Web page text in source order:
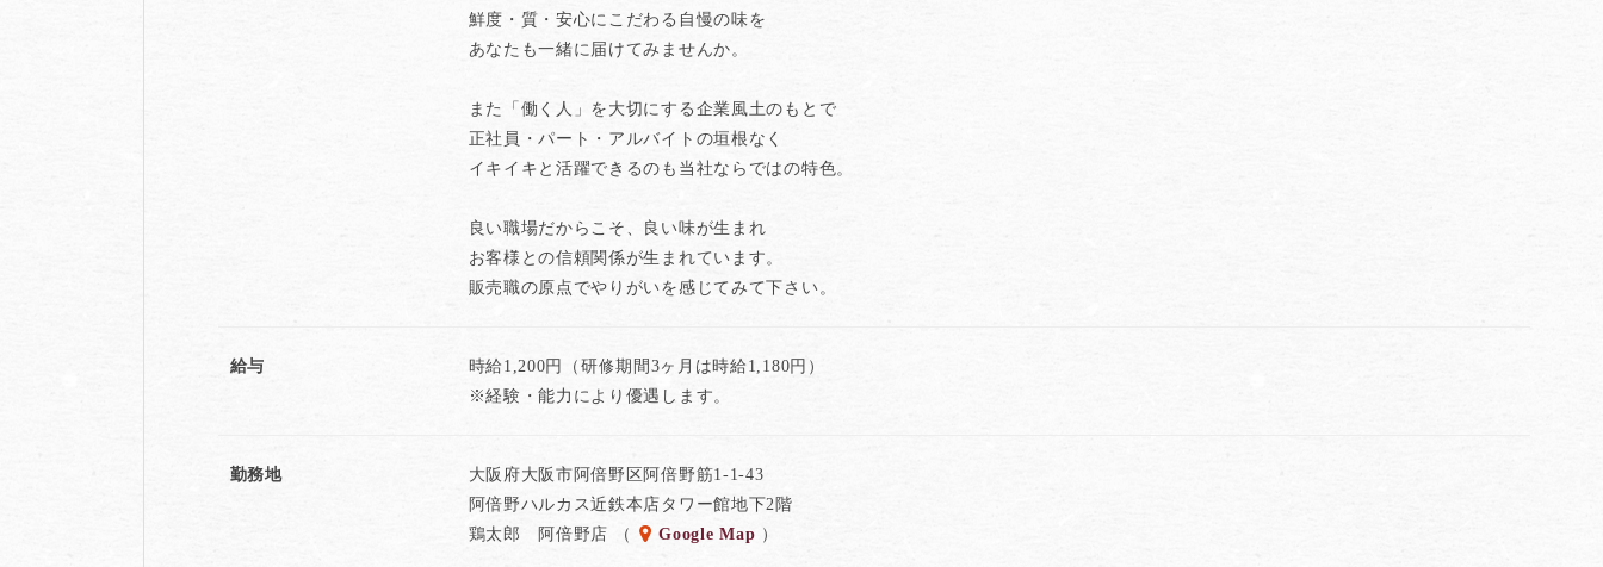
鮮度・質・安心にこだわる自慢の味を
あなたも一緒に届けてみませんか。
また「働く人」を大切にする企業風土のもとで
正社員・パート・アルバイトの垣根なく
イキイキと活躍できるのも当社ならではの特色。
良い職場だからこそ、良い味が生まれ
お客様との信頼関係が生まれています。
販売職の原点でやりがいを感じてみて下さい。
給与
時給1,200円（研修期間3ヶ月は時給1,180円）
※経験・能力により優遇します。
勤務地
大阪府大阪市阿倍野区阿倍野筋1-1-43
阿倍野ハルカス近鉄本店タワー館地下2階
鶏太郎 阿倍野店 （
Google Map ）